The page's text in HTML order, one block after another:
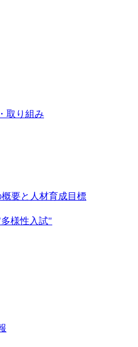
取り組み
要と人材育成目標
様性入試"